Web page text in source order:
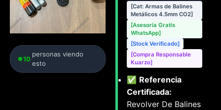
10
personas viendo
esto
[Cat: Armas de Balines
Metálicos 4.5mm CO2]
[Asesoría Gratis
WhatsApp]
[Stock Verificado]
[Compra Responsable
Kuarzo]
✅ Referencia
Certificada:
Revolver De Balines